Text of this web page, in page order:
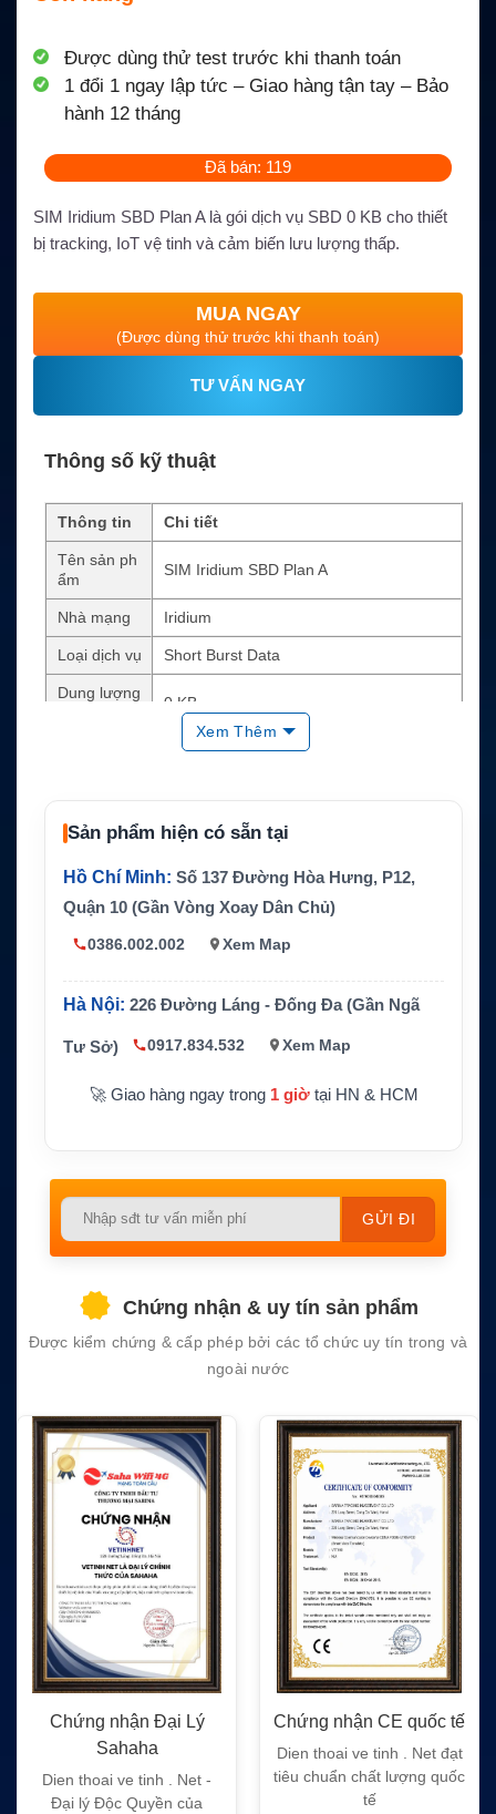
Được dùng thử test trước khi thanh toán
1 đổi 1 ngay lập tức – Giao hàng tận tay – Bảo
hành 12 tháng
Đã bán: 119
SIM Iridium SBD Plan A là gói dịch vụ SBD 0 KB cho thiết
bị tracking, IoT vệ tinh và cảm biến lưu lượng thấp.
MUA NGAY
(Được dùng thử trước khi thanh toán)
TƯ VẤN NGAY
Thông số kỹ thuật
Thông tin Chi tiết
Tên sản ph
ẩm
SIM Iridium SBD Plan A
Nhà mạng Iridium
Loại dịch vụ Short Burst Data
Dung lượng
0 KB
dụng
Ứng dụng
m sát tài sản
oặc dùng dự phòng
Cần kiểm tr
a
IMEI, nền tảng theo dõi, chu kỳ gửi, phí kí
ch hoạt và thời hạn dịch vụ
Xem Thêm
Sản phẩm hiện có sẵn tại
Hồ Chí Minh: Số 137 Đường Hòa Hưng, P12,
Quận 10 (Gần Vòng Xoay Dân Chủ)
0386.002.002 Xem Map
Hà Nội: 226 Đường Láng - Đống Đa (Gần Ngã
Tư Sở) 0917.834.532 Xem Map
🚀 Giao hàng ngay trong 1 giờtại HN & HCM
Please
empty.
Chứng nhận & uy tín sản phẩm
Được kiểm chứng & cấp phép bởi các tổ chức uy tín trong và
ngoài nước
Chứng nhận Đại Lý
Sahaha
Dien thoai ve tinh . Net -
Đại lý Độc Quyền của
Chứng nhận CE quốc tế
Dien thoai ve tinh . Net đạt
tiêu chuẩn chất lượng quốc
tế